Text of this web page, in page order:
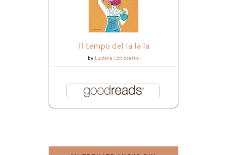
Il tempo del la la la
by Luciana Littizzetto